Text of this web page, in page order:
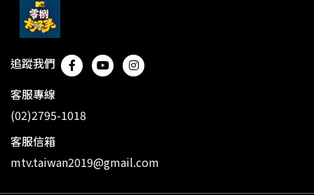
追蹤我們
客服專線
(02)2795-1018
客服信箱
mtv.taiwan2019@gmail.com